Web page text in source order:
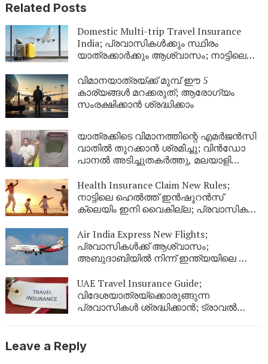
Related Posts
Domestic Multi-trip Travel Insurance
India; പ്രവാസികൾക്കും സ്ഥിരം
യാത്രക്കാർക്കും ആശ്വാസം; നാട്ടിലെ
മതി! കൂട്ടിന് വീടിനും കാവൽ
വിമാനയാത്രയ്ക്ക് മുമ്പ് ഈ 5
കാര്യങ്ങൾ മറക്കരുത്; ആരോഗ്യം
സംരക്ഷിക്കാൻ ശ്രദ്ധിക്കാം
യാത്രക്കിടെ വിമാനത്തിന്റെ എമർജൻസി
വാതിൽ തുറക്കാൻ ശ്രമിച്ചു; വിൻഡോ
പാനൽ അടിച്ചുതകർത്തു, മലയാളി
Health Insurance Claim New Rules;
നാട്ടിലെ ഹെൽത്ത് ഇൻഷുറൻസ്
ക്ലെയിം ഇനി വൈകില്ല; പ്രവാസികൾ
നിയമങ്ങൾ!
Air India Express New Flights;
പ്രവാസികൾക്ക് ആശ്വാസം;
അബുദാബിയിൽ നിന്ന് ഇന്ത്യയിലെ ഈ
സർവീസുകൾ
UAE Travel Insurance Guide;
വിദേശയാത്രയ്ക്കൊരുങ്ങുന്ന
പ്രവാസികൾ ശ്രദ്ധിക്കാൻ; ട്രാവൽ
Leave a Reply